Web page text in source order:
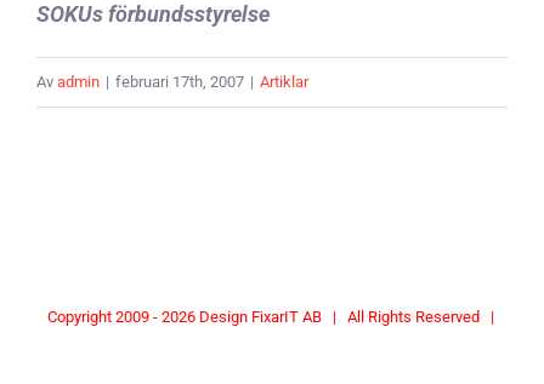
SOKUs förbundsstyrelse
Av admin | februari 17th, 2007 | Artiklar
Copyright 2009 - 2026 Design FixarIT AB| All Rights Reserved |